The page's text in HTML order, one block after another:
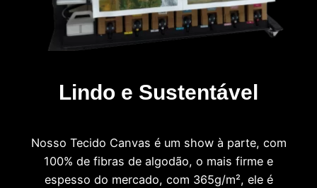
Lindo e Sustentável
Nosso Tecido Canvas é um show à parte, com
100% de fibras de algodão, o mais firme e
espesso do mercado, com 365g/m², ele é